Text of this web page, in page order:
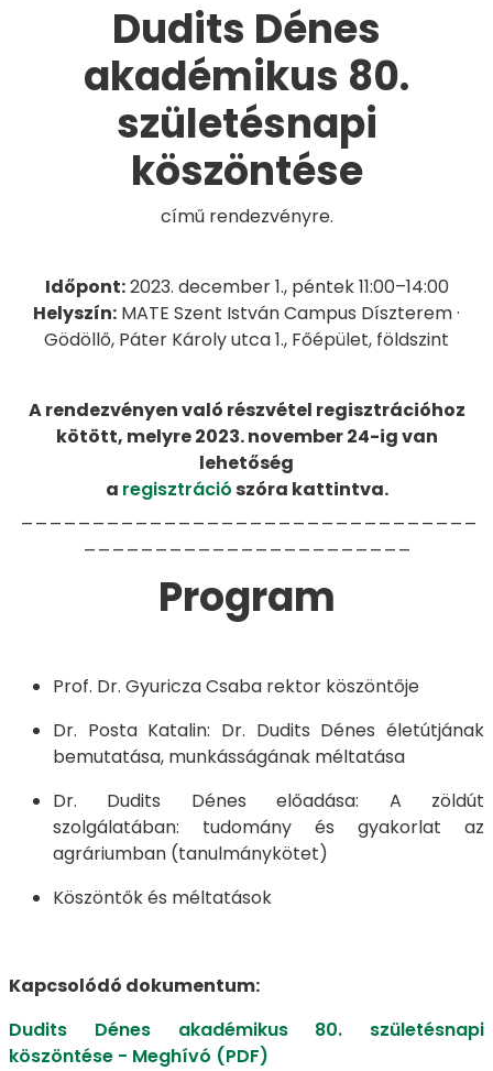
Dudits Dénes
akadémikus 80.
születésnapi
köszöntése
című rendezvényre.
Időpont:2023. december 1., péntek 11:00–14:00
Helyszín: MATE Szent István Campus Díszterem ·
Gödöllő, Páter Károly utca 1., Főépület, földszint
A rendezvényen való részvétel regisztrációhoz
kötött, melyre 2023. november 24-ig van
lehetőség
a regisztráció szóra kattintva.
Program
Prof. Dr. Gyuricza Csaba rektor köszöntője
Dr. Posta Katalin: Dr. Dudits Dénes életútjának
bemutatása, munkásságának méltatása
Dr. Dudits Dénes előadása: A zöldút
szolgálatában: tudomány és gyakorlat az
agráriumban (tanulmánykötet)
Köszöntők és méltatások
Kapcsolódó dokumentum:
Dudits Dénes akadémikus 80. születésnapi
köszöntése - Meghívó (PDF)